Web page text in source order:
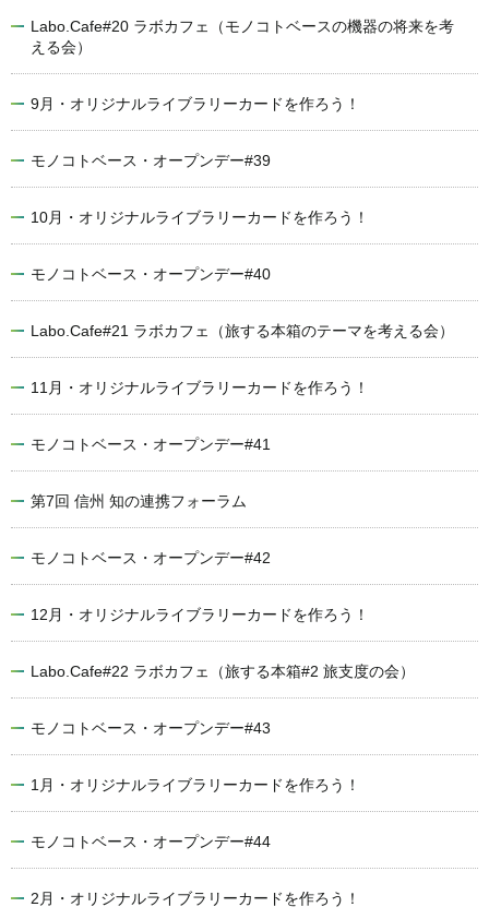
Labo.Cafe#20 ラボカフェ（モノコトベースの機器の将来を考
える会）
9月・オリジナルライブラリーカードを作ろう！
モノコトベース・オープンデー#39
10月・オリジナルライブラリーカードを作ろう！
モノコトベース・オープンデー#40
Labo.Cafe#21 ラボカフェ（旅する本箱のテーマを考える会）
11月・オリジナルライブラリーカードを作ろう！
モノコトベース・オープンデー#41
第7回 信州 知の連携フォーラム
モノコトベース・オープンデー#42
12月・オリジナルライブラリーカードを作ろう！
Labo.Cafe#22 ラボカフェ（旅する本箱#2 旅支度の会）
モノコトベース・オープンデー#43
1月・オリジナルライブラリーカードを作ろう！
モノコトベース・オープンデー#44
2月・オリジナルライブラリーカードを作ろう！